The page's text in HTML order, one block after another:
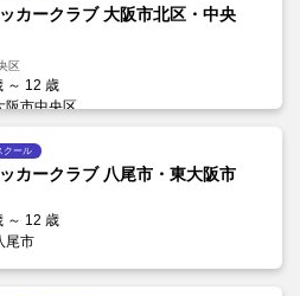
カークラブ 大阪市北区・中央
区
～ 12 歳
阪市中央区
クール
カークラブ 八尾市・東大阪市
～ 12 歳
尾市